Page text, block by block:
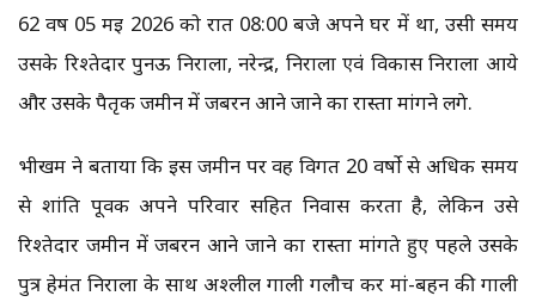
62 वर्ष 05 मई 2026 को रात 08:00 बजे अपने घर में था, उसी समय
उसके रिश्तेदार पुनऊ निराला, नरेन्द्र, निराला एवं विकास निराला आये
और उसके पैतृक जमीन में जबरन आने जाने का रास्ता मांगने लगे.
भीखम ने बताया कि इस जमीन पर वह विगत 20 वर्षो से अधिक समय
से शांति पूर्वक अपने परिवार सहित निवास करता है, लेकिन उसे
रिश्तेदार जमीन में जबरन आने जाने का रास्ता मांगते हुए पहले उसके
पुत्र हेमंत निराला के साथ अश्‍लील गाली गलौच कर मां-बहन की गाली